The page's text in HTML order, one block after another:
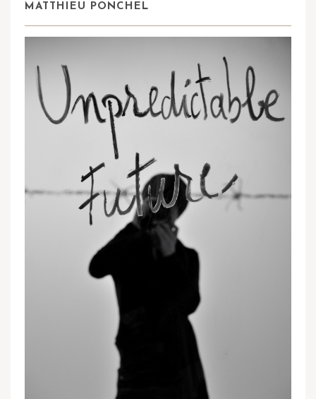
MATTHIEU PONCHEL